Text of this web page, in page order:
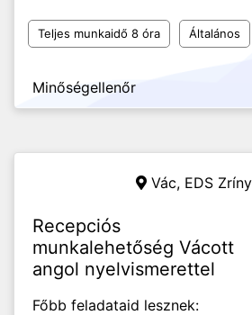
Teljes munkaidő 8 óra Általános
Minőségellenőr
Vác, EDS
Recepciós
munkalehetőség Vácott
angol nyelvismerettel
Főbb feladataid lesznek: